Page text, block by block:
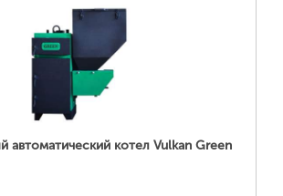
ПОДРОБНЕЕ...
автоматический котел Vulkan Green